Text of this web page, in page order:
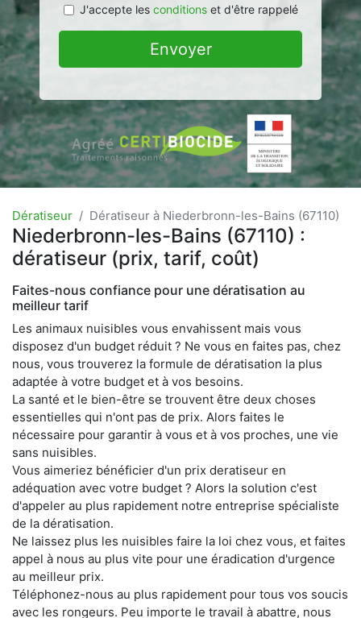
J'accepte les conditionset d'être rappelé
Envoyer
Dératiseur Dératiseur à Niederbronn-les-Bains (67110)
Niederbronn-les-Bains (67110) :
dératiseur (prix, tarif, coût)
Faites-nous confiance pour une dératisation au
meilleur tarif
Les animaux nuisibles vous envahissent mais vous
disposez d'un budget réduit ? Ne vous en faites pas, chez
nous, vous trouverez la formule de dératisation la plus
adaptée à votre budget et à vos besoins.
La santé et le bien-être se trouvent être deux choses
essentielles qui n'ont pas de prix. Alors faites le
nécessaire pour garantir à vous et à vos proches, une vie
sans nuisibles.
Vous aimeriez bénéficier d'un prix deratiseur en
adéquation avec votre budget ? Alors la solution c'est
d'appeler au plus rapidement notre entreprise spécialiste
de la dératisation.
Ne laissez plus les nuisibles faire la loi chez vous, et faites
appel à nous au plus vite pour une éradication d'urgence
au meilleur prix.
Téléphonez-nous au plus rapidement pour tous vos soucis
avec les rongeurs. Peu importe le travail à abattre, nous